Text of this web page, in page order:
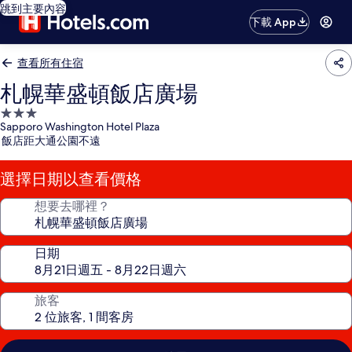
跳到主要內容
下載 App
查看所有住宿
札幌華盛頓飯店廣場
3.0
星
級
住
宿
Sapporo Washington Hotel Plaza
飯店距大通公園不遠
選擇日期以查看價格
想要去哪裡？
日期
旅客